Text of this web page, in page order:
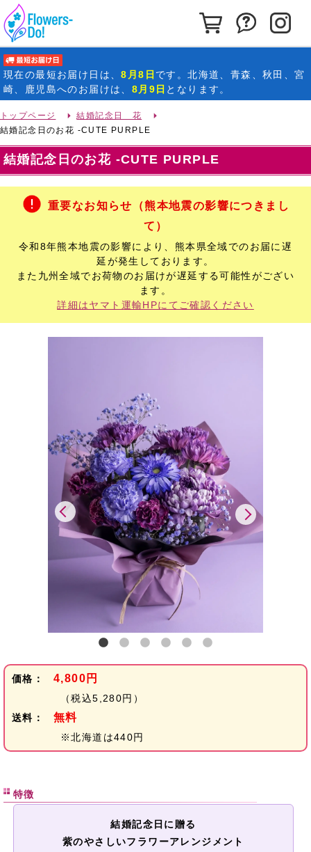
カートを見る
お問い合
現在の最短お届け日 は、8月8日 です。北海道、青森、秋田、宮
崎、鹿児島へのお届けは、 8月9日 となります。
トップページ
結婚記念日 花
結婚記念日のお花 -CUTE PURPLE
結婚記念日のお花 -CUTE PURPLE
重要なお知らせ（熊本地震の影響につきまし
て）
令和8年熊本地震の影響により、熊本県全域でのお届に遅
延が発生しております。
また九州全域でお荷物のお届けが遅延する可能性がござい
ます。
詳細はヤマト運輸HPにてご確認ください
価格： 4,800円
（税込5,280円）
送料：
無料
※北海道は440円
特徴
結婚記念日に贈る
紫のやさしいフラワーアレンジメント